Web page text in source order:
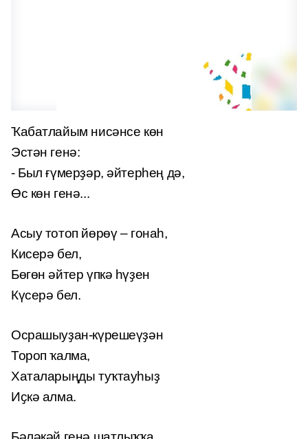
Ҡабатлайым нисәнсе көн
Эстән генә:
- Был ғүмерҙәр, әйтерһең дә,
Өс көн генә...
Асыу тотоп йөрөү – гонаһ,
Кисерә бел,
Бөгөн әйтер үпкә һүҙен
Күсерә бел.
Осрашыуҙан-күрешеүҙән
Тороп ҡалма,
Хаталарыңды туҡтауһыҙ
Иҫкә алма.